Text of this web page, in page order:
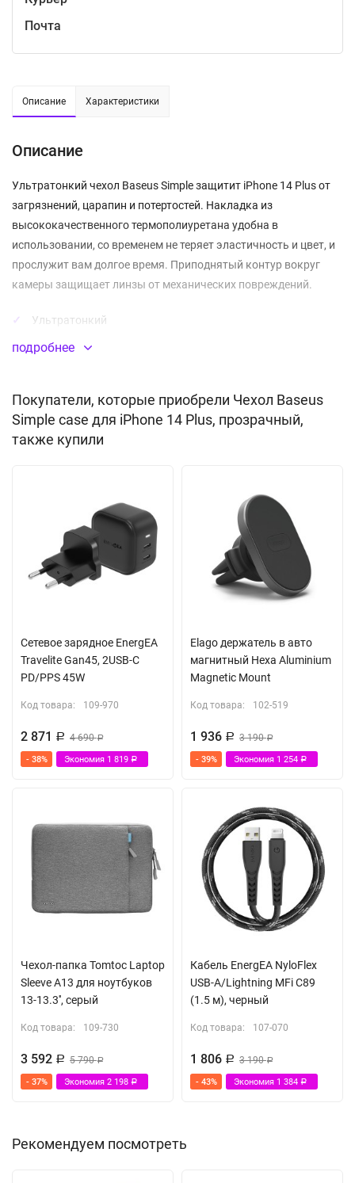
Почта
Описание Характеристики
Описание
Ультратонкий чехол Baseus Simple защитит iPhone 14 Plus от
загрязнений, царапин и потертостей. Накладка из
высококачественного термополиуретана удобна в
использовании, со временем не теряет эластичность и цвет, и
прослужит вам долгое время. Приподнятый контур вокруг
камеры защищает линзы от механических повреждений.
Ультратонкий
Прозрачная задняя поверхность
подробнее
Покупатели, которые приобрели Чехол Baseus
Simple case для iPhone 14 Plus, прозрачный,
также купили
Сетевое зарядное EnergEA
Travelite Gan45, 2USB-C
PD/PPS 45W
Код товара: 109-970
2 871 Р 4 690Р
- 38% Экономия 1 819 Р
Elago держатель в авто
магнитный Hexa Aluminium
Magnetic Mount
Код товара: 102-519
1 936 Р 3 190Р
- 39% Экономия 1 254 Р
Чехол-папка Tomtoc Laptop
Sleeve A13 для ноутбуков
13-13.3'', серый
Код товара: 109-730
3 592 Р 5 790Р
- 37% Экономия 2 198 Р
Кабель EnergEA NyloFlex
USB-A/Lightning MFi C89
(1.5 м), черный
Код товара: 107-070
1 806 Р 3 190Р
- 43% Экономия 1 384 Р
Рекомендуем посмотреть